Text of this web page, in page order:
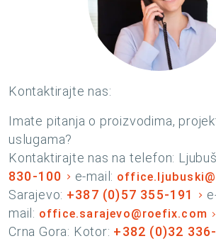
Kontaktirajte nas:
Imate pitanja o proizvodima,
uslugama?
Kontaktirajte nas na telefon:
830-100
e-mail:
Sarajevo: +387 (0)57 355-191
mail: office.sarajevo@roefix.com
Crna Gora: Kotor: +382 (0)32